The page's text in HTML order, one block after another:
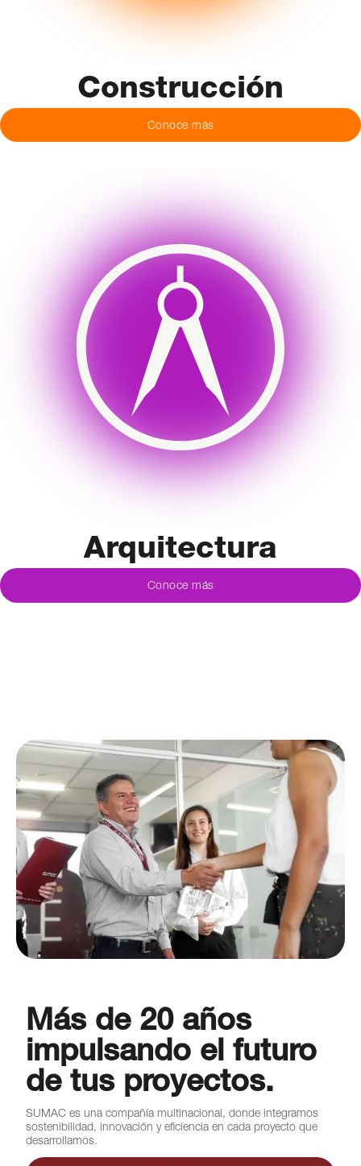
Construcción
Conoce más
Arquitectura
Conoce más
Más de 20 años
impulsando el futuro
de tus proyectos.
SUMAC es una compañía multinacional, donde integramos
sostenibilidad, innovación y eficiencia en cada proyecto que
desarrollamos.